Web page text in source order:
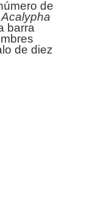
de
Acalypha
barra
de diez